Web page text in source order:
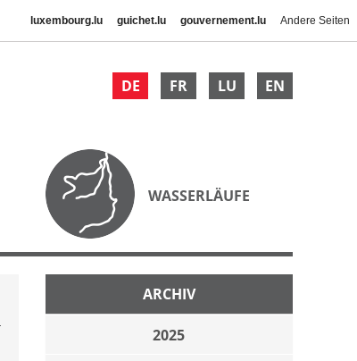
luxembourg.lu guichet.lu gouvernement.lu Andere Seiten
DE FR LU EN
WASSERLÄUFE
ARCHIV
2025